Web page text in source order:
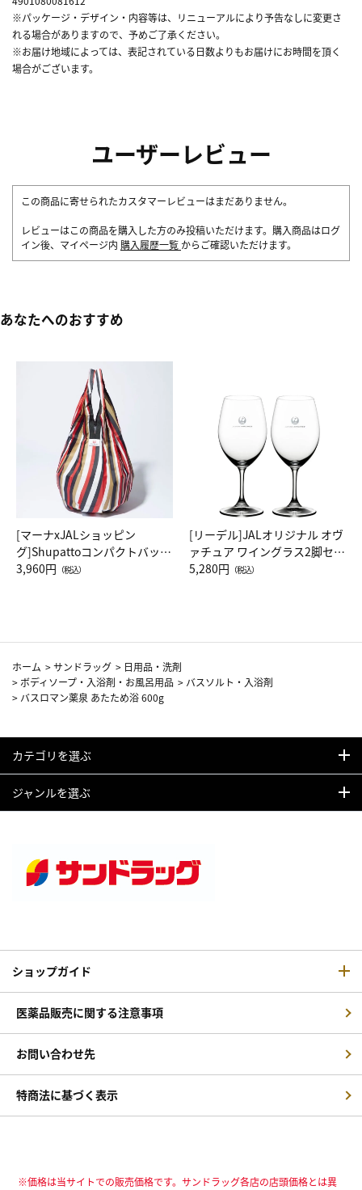
※パッケージ・デザイン・内容等は、リニューアルにより予告なしに変更さ
れる場合がありますので、予めご了承ください。
※お届け地域によっては、表記されている日数よりもお届けにお時間を頂く
場合がございます。
ユーザーレビュー
この商品に寄せられたカスタマーレビューはまだありません。
レビューはこの商品を購入した方のみ投稿いただけます。購入商品はログ
イン後、マイページ内 購入履歴一覧 からご確認いただけます。
あなたへのおすすめ
[マーナxJALショッピン
グ]Shupattoコンパクトバッグ
Drop JAL客室乗務員（LC）ス
3,960円 （税込）
[リーデル]JALオリジナル オヴ
ァチュア ワイングラス2脚セッ
ト（レッドワイン）
5,280円 （税込）
ホーム >サンドラッグ > 日用品・洗剤
> ボディソープ・入浴剤・お風呂用品 > バスソルト・入浴剤
> バスロマン薬泉 あたため浴 600g
カテゴリを選ぶ
ジャンルを選ぶ
ショップガイド
医薬品販売に関する注意事項
お問い合わせ先
特商法に基づく表示
※価格は当サイトでの販売価格です。サンドラッグ各店の店頭価格とは異